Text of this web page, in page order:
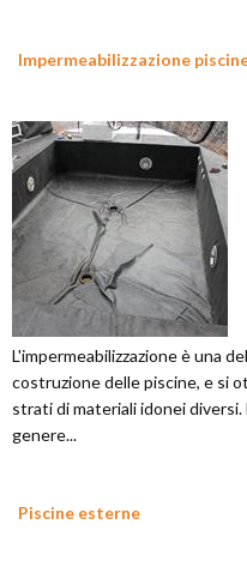
Impermeabilizzazione
L'impermeabilizzazione è una
costruzione delle piscine, e si
strati di materiali idonei
genere...
Piscine esterne